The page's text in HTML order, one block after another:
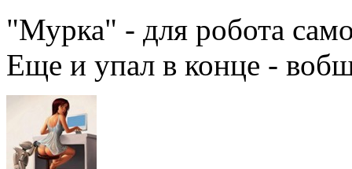
"Мурка" - для робота
Еще и упал в конце -